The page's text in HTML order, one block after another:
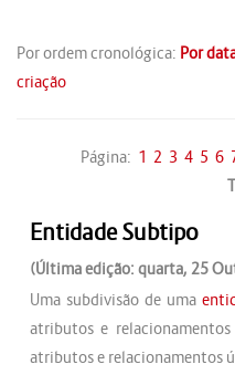
Por ordem cronológica: Por
criação
Página: 1 2 3 4 5 6
Entidade Subtipo
(Última edição: quarta, 25
Uma subdivisão de uma
atributos e
atributos e relacionamentos